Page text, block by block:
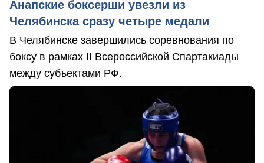
Анапские боксерши увезли из
Челябинска сразу четыре медали
В Челябинске завершились соревнования по
боксу в рамках II Всероссийской Спартакиады
между субъектами РФ.